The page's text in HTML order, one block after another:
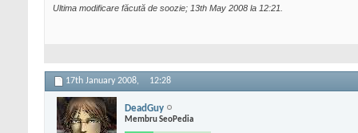
Ultima modificare făcută de soozie; 13th May 2008 la 12:21
17th January 2008, 12:28
DeadGuy
Membru SeoPedia